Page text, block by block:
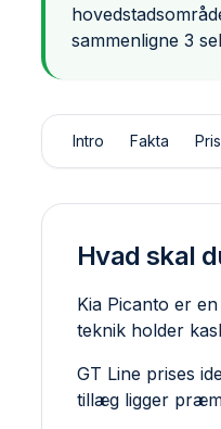
sammenligne 3
Intro Fakta
Hvad skal
Kia Picanto er
teknik holder
GT Line prises
tillæg ligger